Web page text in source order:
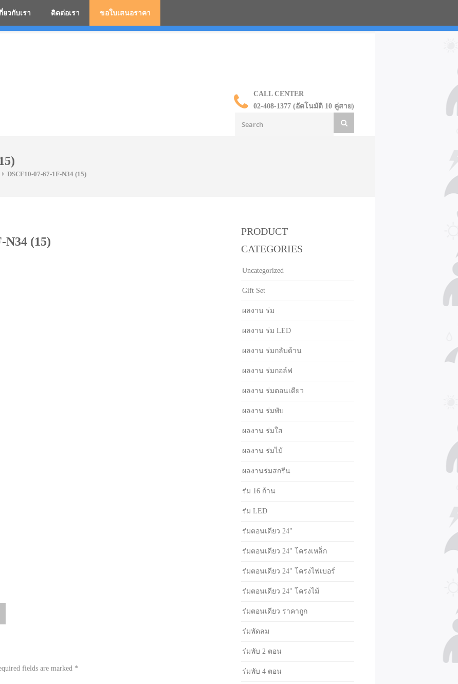
CALL CENTER
02-408-1377 (อัตโนมัติ 10 คู่สาย)
ยวกับเรา ติดต่อเรา ขอใบเสนอราคา
DSCF10-07-67-1F-N34 (15)
N34 (15)
fields are marked *
PRODUCT
CATEGORIES
Uncategorized
Gift Set
ผลงาน ร่ม
ผลงาน ร่ม LED
ผลงาน ร่มกลับด้าน
ผลงาน ร่มกอล์ฟ
ผลงาน ร่มตอนเดียว
ผลงาน ร่มพับ
ผลงาน ร่มใส
ผลงาน ร่มไม้
ผลงานร่มสกรีน
ร่ม 16 ก้าน
ร่ม LED
ร่มตอนเดียว 24"
ร่มตอนเดียว 24" โครงเหล็ก
ร่มตอนเดียว 24" โครงไฟเบอร์
ร่มตอนเดียว 24" โครงไม้
ร่มตอนเดียว ราคาถูก
ร่มพัดลม
ร่มพับ 2 ตอน
ร่มพับ 4 ตอน
สกรีนโลโก้ ร่มพรีเมี่ยม ร่มตอนเดียว ร่มกอล์ฟ ร่มกลับด้าน ราคาส่ง